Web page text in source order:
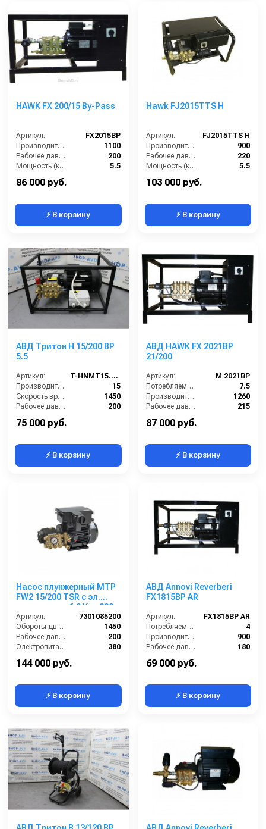
HAWK FX 200/15 By-Pass
Артикул:
FX2015BP
Производительность (л/ч):
1100
Рабочее давление (бар):
200
Мощность (кВт):
5.5
Электропитание (В):
86 000 руб.
⚡ В корзину
Hawk FJ2015TTS H
Артикул:
FJ2015TTS H
Производительность (л/ч):
900
Рабочее давление (бар):
220
Мощность (кВт):
5.5
103 000 руб.
⚡ В корзину
АВД Тритон H 15/200 BP
5.5
Артикул:
T-HNMT15.20R
Производительность (л/мин):
15
Скорость вращения (об/мин):
1450
Рабочее давление (бар):
200
Мощность (кВт):
75 000 руб.
⚡ В корзину
АВД HAWK FX 2021BP
21/200
Артикул:
M 2021BP
Потребляемая мощность (кВт):
7.5
Производительность (л/ч):
1260
Рабочее давление (бар):
215
Мощность (кВт):
87 000 руб.
⚡ В корзину
Насос плунжерный MTP
FW2 15/200 TSR с эл.
двигателем 6,9 Квт 380
В
Артикул:
7301085200
Обороты двигателя (об/мин):
1450
Рабочее давление (бар):
200
Электропитание (В):
380
144 000 руб.
⚡ В корзину
АВД Annovi Reverberi
FX1815BP AR
Артикул:
FX1815BP AR
Потребляемая мощность (кВт):
4
Производительность (л/ч):
900
Рабочее давление (бар):
180
Мощность (кВт):
69 000 руб.
⚡ В корзину